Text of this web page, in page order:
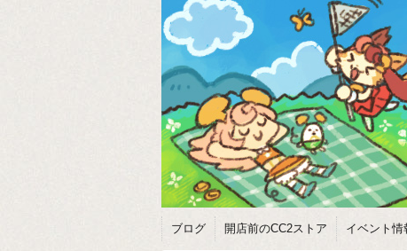
ブログ 開店前のCC2ストア イベント情